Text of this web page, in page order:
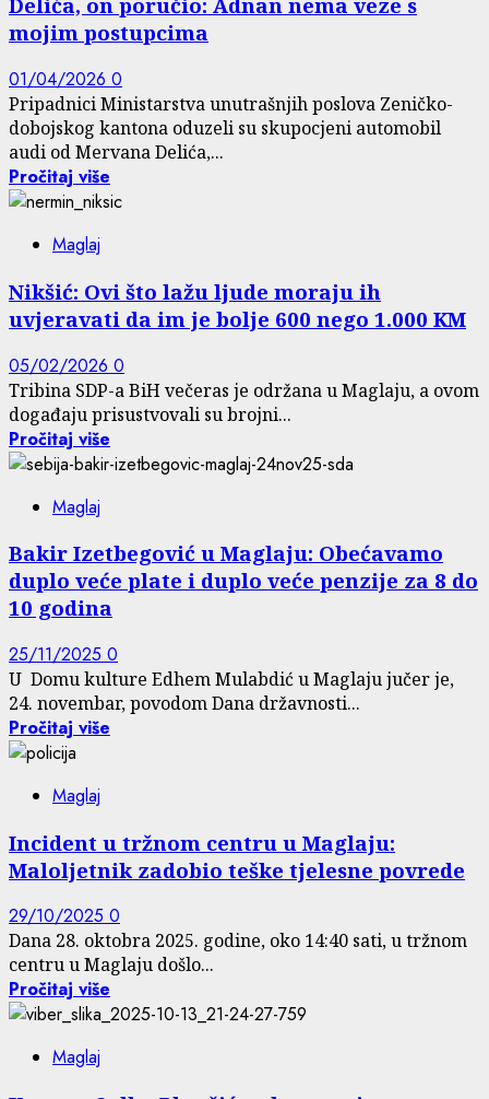
mojim postupcima
01/04/2026 0
Pripadnici Ministarstva unutrašnjih poslova Zeničko-
dobojskog kantona oduzeli su skupocjeni automobil
audi od Mervana Delića,...
Pročitaj više
Maglaj
Nikšić: Ovi što lažu ljude moraju ih
uvjeravati da im je bolje 600 nego 1.000 KM
05/02/2026 0
Tribina SDP-a BiH večeras je održana u Maglaju, a ovom
događaju prisustvovali su brojni...
Pročitaj više
Maglaj
Bakir Izetbegović u Maglaju: Obećavamo
duplo veće plate i duplo veće penzije za 8 do
10 godina
25/11/2025 0
U Domu kulture Edhem Mulabdić u Maglaju jučer je,
24. novembar, povodom Dana državnosti...
Pročitaj više
Maglaj
Incident u tržnom centru u Maglaju:
Maloljetnik zadobio teške tjelesne povrede
29/10/2025 0
Dana 28. oktobra 2025. godine, oko 14:40 sati, u tržnom
centru u Maglaju došlo...
Pročitaj više
Maglaj